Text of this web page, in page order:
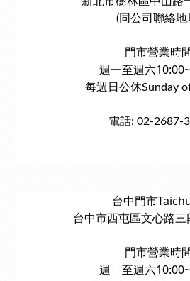
(同公司聯絡地
門市營業時
週一至週六
每週日公休Sunday
電話: 02-2687-
台中門市
台中市西屯區文心路三
門市營業時
週ㄧ至週六